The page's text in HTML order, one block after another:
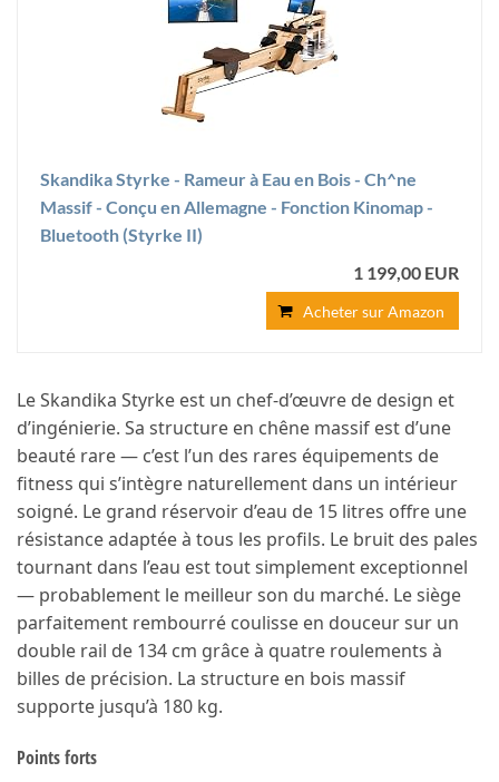
Skandika Styrke - Rameur à Eau en Bois - Ch^ne
Massif - Conçu en Allemagne - Fonction Kinomap -
Bluetooth (Styrke II)
1 199,00 EUR
Acheter sur Amazon
Le Skandika Styrke est un chef-d’œuvre de design et
d’ingénierie. Sa structure en chêne massif est d’une
beauté rare — c’est l’un des rares équipements de
fitness qui s’intègre naturellement dans un intérieur
soigné. Le grand réservoir d’eau de 15 litres offre une
résistance adaptée à tous les profils. Le bruit des pales
tournant dans l’eau est tout simplement exceptionnel
— probablement le meilleur son du marché. Le siège
parfaitement rembourré coulisse en douceur sur un
double rail de 134 cm grâce à quatre roulements à
billes de précision. La structure en bois massif
supporte jusqu’à 180 kg.
Points forts